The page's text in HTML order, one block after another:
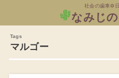
社会の歯車⚙
なみじ
マルゴー